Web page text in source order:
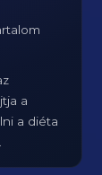
a
a diéta